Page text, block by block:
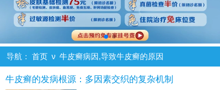
导航： 首页 ν牛皮癣病因,导致牛皮癣的原因
牛皮癣的发病根源：多因素交织的复杂机制